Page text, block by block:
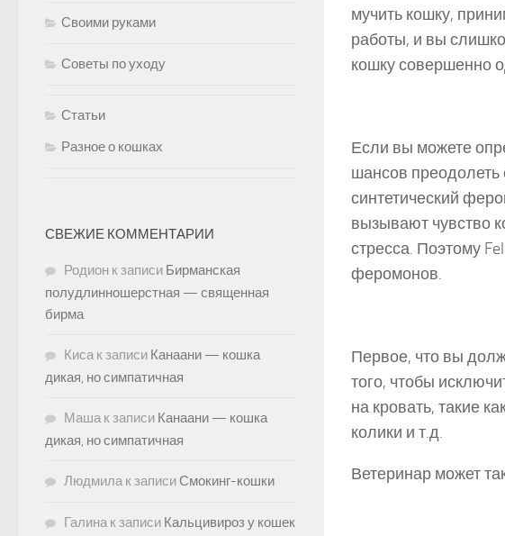
мучить кошку,
работы, и вы
кошку совершенно
Если вы можете
шансов преодолеть
синтетический
вызывают чувство
стресса. Поэтому
феромонов.
Первое, что вы
того, чтобы
на кровать, такие
колики и т.д.
Ветеринар может
Своими руками
Советы по уходу
Статьи
Разное о кошках
СВЕЖИЕ КОММЕНТАРИИ
Родион к записи Бирманская
полудлинношерстная — священная
бирма
Кисак записи Канаани — кошка
дикая, но симпатичная
Машак записи Канаани — кошка
дикая, но симпатичная
Людмилак записиСмокинг-кошки
Галинак записи Кальцивироз у кошек